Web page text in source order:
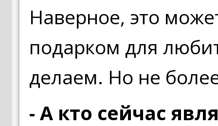
Наверное, это
подарком для
делаем. Но не
- А кто сейчас